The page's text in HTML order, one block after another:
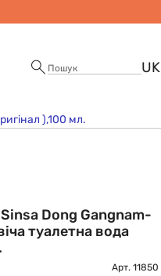
UK
),100 мл.
Dong Gangnam-
туалетна вода
Арт. 11850